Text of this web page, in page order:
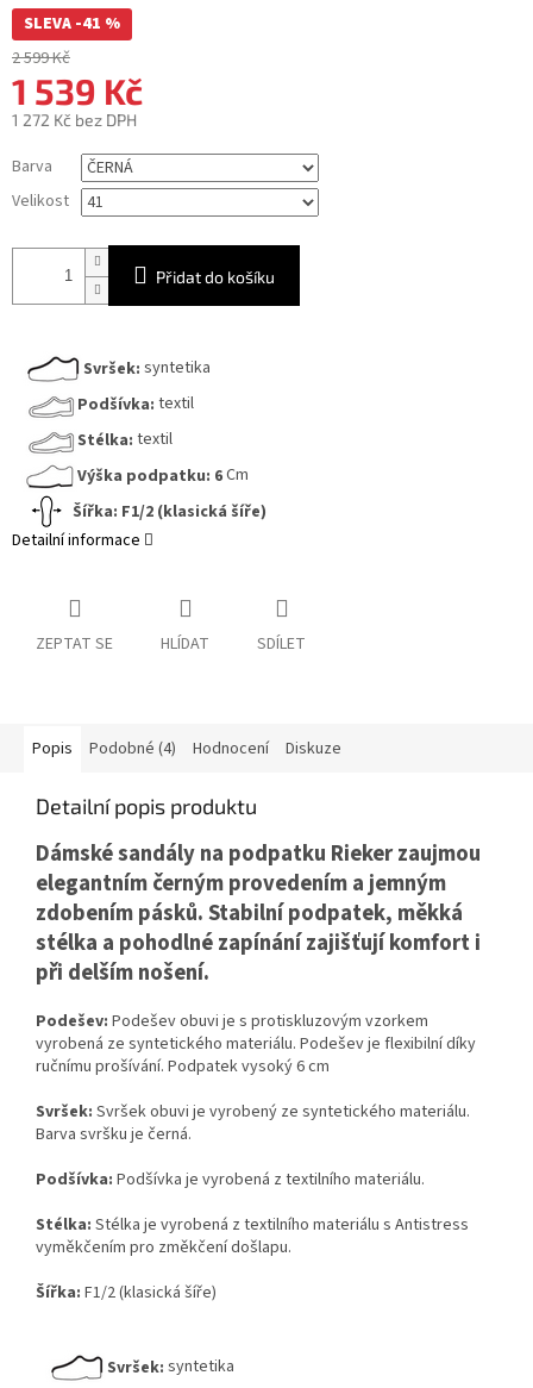
SLEVA -41 %
2 599 Kč
1 539 Kč
1 272 Kč bez DPH
cena:
Barva
Velikost
Přidat do košíku
Svršek: syntetika
Podšívka: textil
Stélka: textil
Výška podpatku: 6Cm
Šířka: F1/2 (klasická šíře)
Detailní informace
ZEPTAT SE HLÍDAT SDÍLET
Popis Podobné (4) Hodnocení Diskuze
Detailní popis produktu
Dámské sandály na podpatku Riekerzaujmou
elegantním černým provedením a jemným
zdobením pásků. Stabilní podpatek, měkká
stélka a pohodlné zapínání zajišťují komfort i
při delším nošení.
Podešev: Podešev obuvi je s protiskluzovým vzorkem
vyrobená ze syntetického materiálu. Podešev je flexibilní díky
ručnímu prošívání. Podpatek vysoký 6 cm
Svršek: Svršek obuvi je vyrobený ze syntetického materiálu.
Barva svršku je černá.
Podšívka: Podšívka je vyrobená z textilního materiálu.
Stélka: Stélka je vyrobená z textilního materiálu s Antistress
vyměkčením pro změkčení došlapu.
Šířka: F1/2 (klasická šíře)
Svršek: syntetika